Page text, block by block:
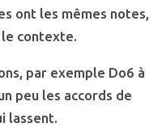
ont les mêmes notes,
contexte.
par exemple Do6 à
peu les accords de
lassent.